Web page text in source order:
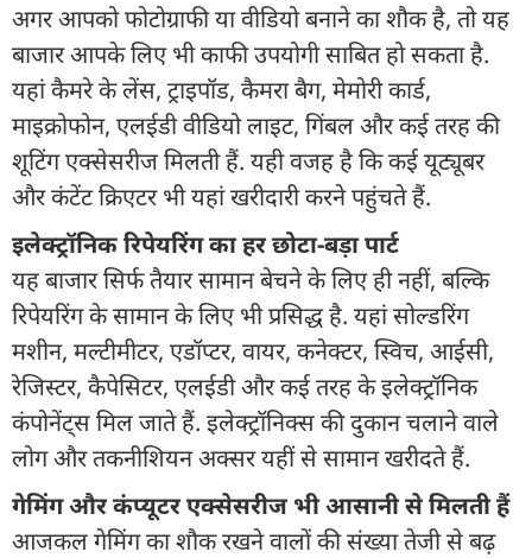
अगर आपको फोटोग्राफी या वीडियो बनाने का शौक है, तो यह
बाजार आपके लिए भी काफी उपयोगी साबित हो सकता है.
यहां कैमरे के लेंस, ट्राइपॉड, कैमरा बैग, मेमोरी कार्ड,
माइक्रोफोन, एलईडी वीडियो लाइट, गिंबल और कई तरह की
शूटिंग एक्सेसरीज मिलती हैं. यही वजह है कि कई यूट्यूबर
और कंटेंट क्रिएटर भी यहां खरीदारी करने पहुंचते हैं.
इलेक्ट्रॉनिक रिपेयरिंग का हर छोटा-बड़ा पार्ट
यह बाजार सिर्फ तैयार सामान बेचने के लिए ही नहीं, बल्कि
रिपेयरिंग के सामान के लिए भी प्रसिद्ध है. यहां सोल्डरिंग
मशीन, मल्टीमीटर, एडॉप्टर, वायर, कनेक्टर, स्विच, आईसी,
रेजिस्टर, कैपेसिटर, एलईडी और कई तरह के इलेक्ट्रॉनिक
कंपोनेंट्स मिल जाते हैं. इलेक्ट्रॉनिक्स की दुकान चलाने वाले
लोग और तकनीशियन अक्सर यहीं से सामान खरीदते हैं.
गेमिंग और कंप्यूटर एक्सेसरीज भी आसानी से मिलती हैं
आजकल गेमिंग का शौक रखने वालों की संख्या तेजी से बढ़